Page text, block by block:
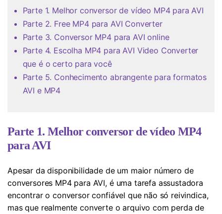
Parte 1. Melhor conversor de vídeo MP4 para AVI
Parte 2. Free MP4 para AVI Converter
Parte 3. Conversor MP4 para AVI online
Parte 4. Escolha MP4 para AVI Video Converter
que é o certo para você
Parte 5. Conhecimento abrangente para formatos
AVI e MP4
Parte 1. Melhor conversor de vídeo MP4
para AVI
Apesar da disponibilidade de um maior número de
conversores MP4 para AVI, é uma tarefa assustadora
encontrar o conversor confiável que não só reivindica,
mas que realmente converte o arquivo com perda de